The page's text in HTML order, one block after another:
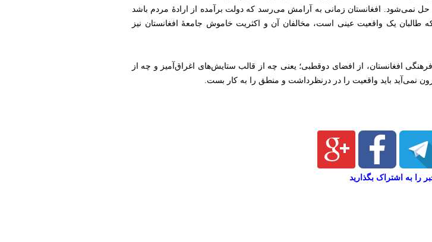
حل نمی‌شود. افغانستان زمانی به آرامش می‌رسد که دولت برآمده از ارادهٔ مردم باشد
طالبان یک واقعیت عینی است، مخالفان آن و اکثریت خاموش جامعهٔ افغانستان نیز
افغانستان، از افضای دوقطبی؛ یعنی چه از قالب ستایش‌های اغراق‌آمیز و چه از
نمی‌آید باید واقعیت را در درنظرداشت و منطق را به کار بست.
را به اشتراک بگذارید